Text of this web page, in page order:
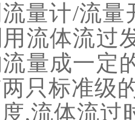
量计/流
流体流过
量成一定
只标准级
,流体流过